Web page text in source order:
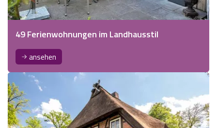
49 Ferienwohnungen im Landhausstil
ansehen